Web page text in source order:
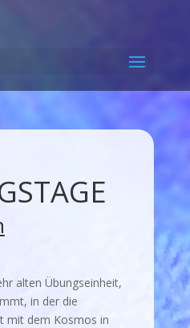
alten Übungseinheit,
in der die
mit dem Kosmos in